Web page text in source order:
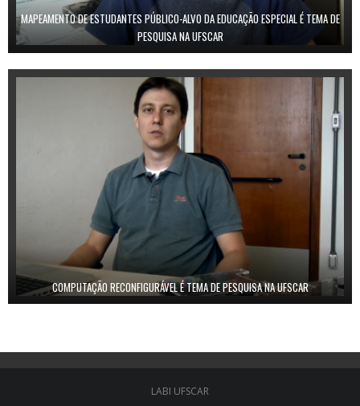
MAPEAMENTO DE ESTUDANTES PÚBLICO-ALVO DA EDUCAÇÃO ESPECIAL É TEMA DE
PESQUISA NA UFSCAR
COMPUTAÇÃO RECONFIGURÁVEL É TEMA DE PESQUISA NA UFSCAR
LABI UFSCAR